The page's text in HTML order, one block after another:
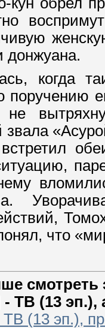
донжуана.
когда
звала
что
ТВ (13 эп.),
(13 эп.),